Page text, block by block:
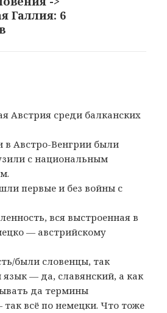
Галлия: 6
Австрия среди балканских
в Австро-Венгрии были
с национальным
первые и без войны с
вся выстроенная в
— австрийскому
были словенцы, так
— да, славянский, а как
да термины
всё по немецки. Что тоже